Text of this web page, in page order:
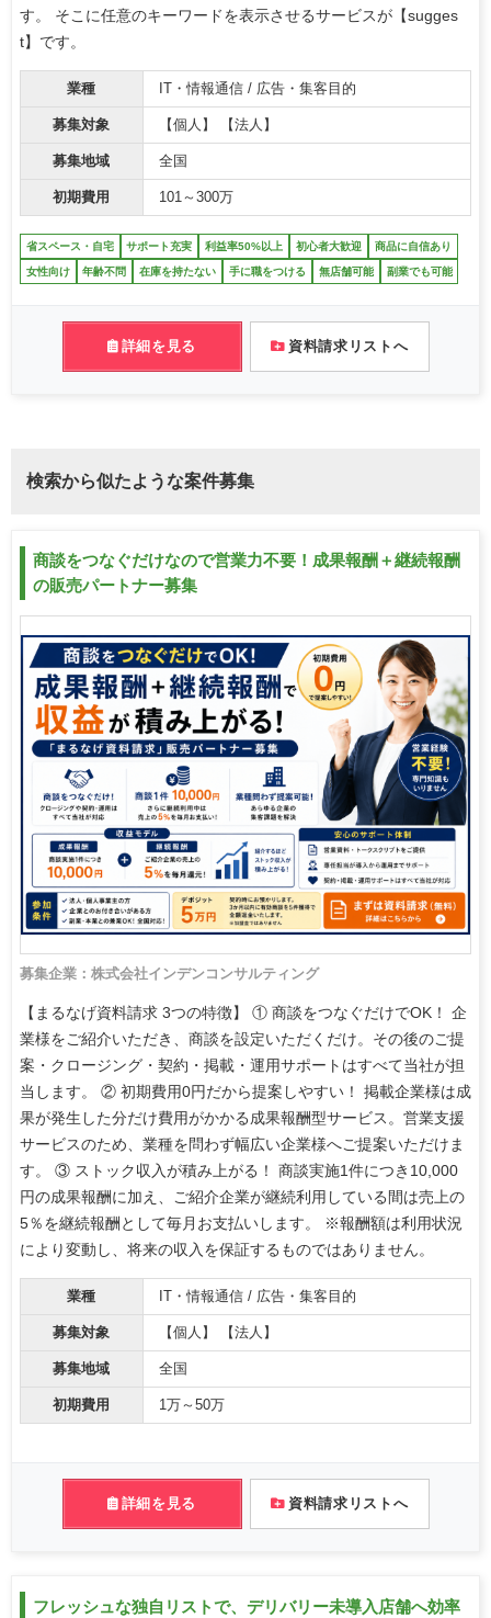
す。 そこに任意のキーワードを表示させるサービスが【sugges
t】です。
業種 IT・情報通信 / 広告・集客目的
募集対象 【個人】 【法人】
募集地域 全国
初期費用 101～300万
省スペース・自宅 サポート充実 利益率50%以上 初心者大歓迎 商品に自信あり
女性向け 年齢不問 在庫を持たない 手に職をつける 無店舗可能 副業でも可能
詳細を見る 資料請求リストへ
検索から似たような案件募集
商談をつなぐだけなので営業力不要！成果報酬＋継続報酬
の販売パートナー募集
募集企業：株式会社インデンコンサルティング
【まるなげ資料請求 3つの特徴】 ① 商談をつなぐだけでOK！ 企
業様をご紹介いただき、商談を設定いただくだけ。その後のご提
案・クロージング・契約・掲載・運用サポートはすべて当社が担
当します。 ② 初期費用0円だから提案しやすい！ 掲載企業様は成
果が発生した分だけ費用がかかる成果報酬型サービス。営業支援
サービスのため、業種を問わず幅広い企業様へご提案いただけま
す。 ③ ストック収入が積み上がる！ 商談実施1件につき10,000
円の成果報酬に加え、ご紹介企業が継続利用している間は売上の
5％を継続報酬として毎月お支払いします。 ※報酬額は利用状況
により変動し、将来の収入を保証するものではありません。
業種 IT・情報通信 / 広告・集客目的
募集対象 【個人】 【法人】
募集地域 全国
初期費用 1万～50万
詳細を見る 資料請求リストへ
フレッシュな独自リストで、デリバリー未導入店舗へ効率